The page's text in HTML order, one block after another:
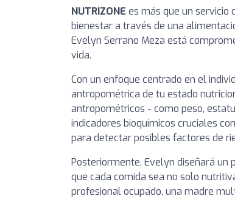
NUTRIZONE es más que un servicio
bienestar a través de una
Evelyn Serrano Meza está
vida.
Con un enfoque centrado en el
antropométrica de tu estado
antropométricos - como peso,
indicadores bioquímicos cruciales
para detectar posibles factores de
Posteriormente, Evelyn diseñará un
que cada comida sea no solo
profesional ocupado, una madre